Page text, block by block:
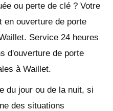
ou perte de clé ? Votre
en ouverture de porte
Service 24 heures
d'ouverture de porte
à Waillet.
du jour ou de la nuit, si
des situations